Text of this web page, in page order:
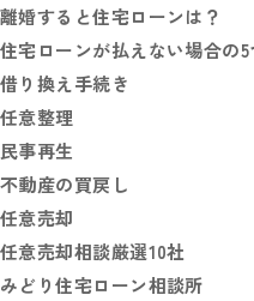
離婚すると住宅ローンは？
住宅ローンが払えない場合の
借り換え手続き
任意整理
民事再生
不動産の買戻し
任意売却
任意売却相談厳選10社
みどり住宅ローン相談所